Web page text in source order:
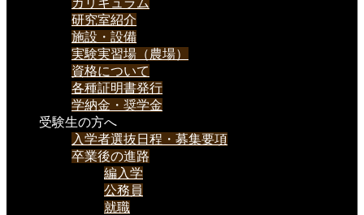
カリキュラム
研究室紹介
施設・設備
実験実習場（農場）
資格について
各種証明書発行
学納金・奨学金
受験生の方へ
入学者選抜日程・募集要項
卒業後の進路
編入学
公務員
就職